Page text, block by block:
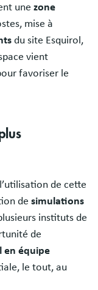
une zone
mise à
du site Esquirol,
vient
favoriser le
de cette
de simulations
instituts de
de
en équipe
le tout, au